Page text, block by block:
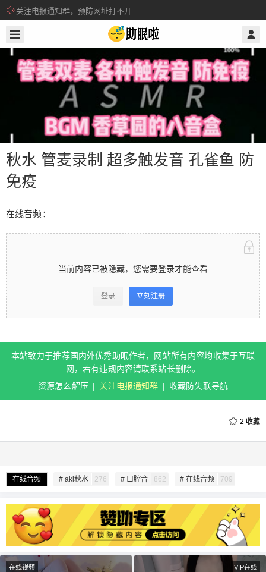
关注电报通知群，预防网址打不开
所有注册用户记得每日来签到领取积分。
秋水 管麦录制 超多触发音 孔雀鱼 防
免疫
在线音频：
当前内容已被隐藏，您需要登录才能查看
登录 立刻注册
本站致力于推荐国内外优秀助眠作者，网站所有内容均收集于互联
网，若有违规内容请联系站长删除。
资源怎么解压 | 关注电报通知群 | 收藏防失联导航
2 收藏
在线音频 # aki秋水 276 # 口腔音 862 # 在线音频 709
@ 助眠啦
免疫
看 登录立刻注册 本站致力于推荐国内外优秀助眠作
者，网站所有内容均收集于互联网，若有违规内容
请联系站长删除。 资源怎么解压 | 关注电报通知群 |
收藏防失联导航 0 收藏
扫描二维码继续阅读
20 元 50 元 自定义
¥
在线视频 VIP在线
6位以上